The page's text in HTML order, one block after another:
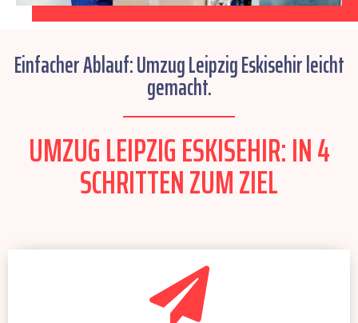
Einfacher Ablauf: Umzug Leipzig Eskisehir leicht
gemacht.
UMZUG LEIPZIG ESKISEHIR: IN 4
SCHRITTEN ZUM ZIEL